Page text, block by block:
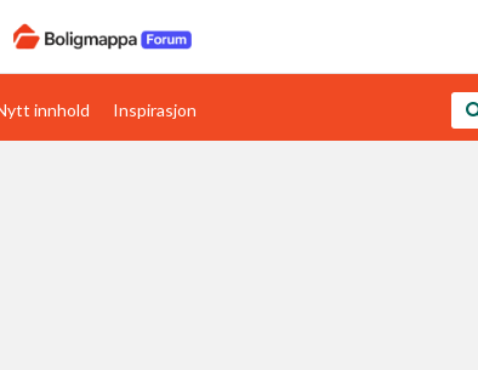
Boligens papirer
innhold Inspirasjon